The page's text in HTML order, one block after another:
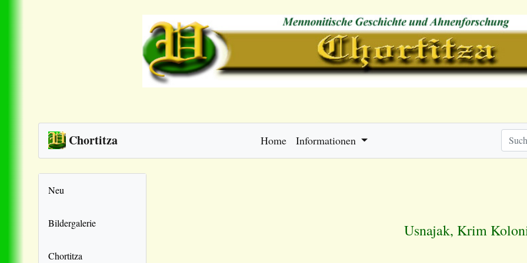
Chortitza Home Informationen
Neu
Bildergalerie
Chortitza
Usnajak, Krim